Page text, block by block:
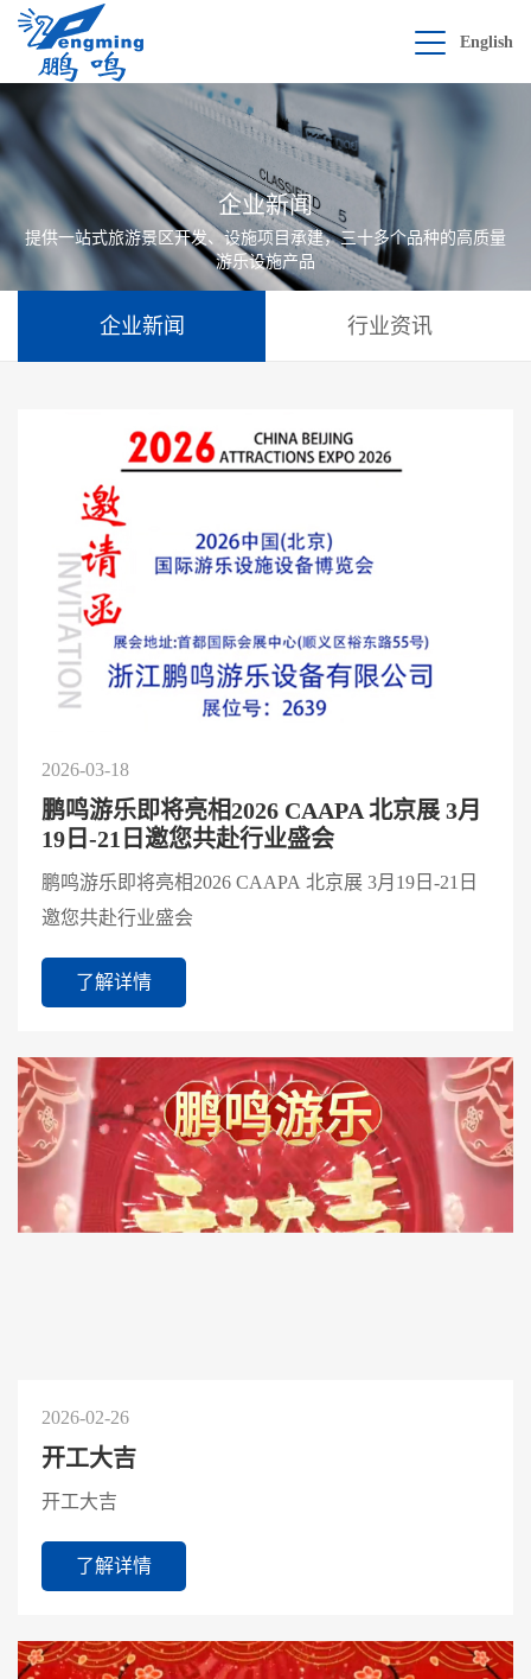
English
企业新闻
提供一站式旅游景区开发、设施项目承建，三十多个品种的高质量
游乐设施产品
企业新闻 行业资讯
2026-03-18
鹏鸣游乐即将亮相2026 CAAPA 北京展 3月
19日-21日邀您共赴行业盛会
鹏鸣游乐即将亮相2026 CAAPA 北京展 3月19日-21日
邀您共赴行业盛会
了解详情
2026-02-26
开工大吉
开工大吉
了解详情